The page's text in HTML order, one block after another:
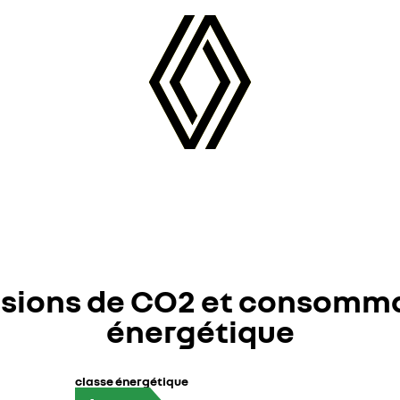
de CO2 et
énergétique
classe énergétique